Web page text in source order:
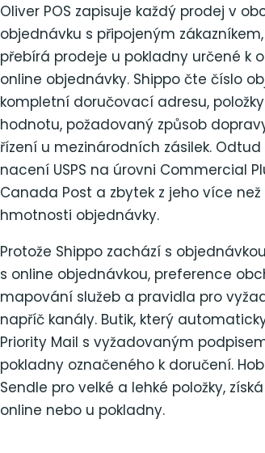
Oliver POS zapisuje každý prodej v
objednávku s připojeným
přebírá prodeje u pokladny určené k
online objednávky. Shippo čte číslo
kompletní doručovací adresu,
hodnotu, požadovaný způsob
řízení u mezinárodních zásilek.
nacení USPS na úrovni Commercial
Canada Post a zbytek z jeho více
hmotnosti objednávky.
Protože Shippo zachází s
s online objednávkou, preference
mapování služeb a pravidla pro
napříč kanály. Butik, který
Priority Mail s vyžadovaným
pokladny označeného k doručení.
Sendle pro velké a lehké položky,
online nebo u pokladny.